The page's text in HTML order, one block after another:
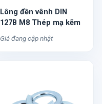
Lông đền vênh DIN
127B M8 Thép mạ kẽm
Giá đang cập nhật